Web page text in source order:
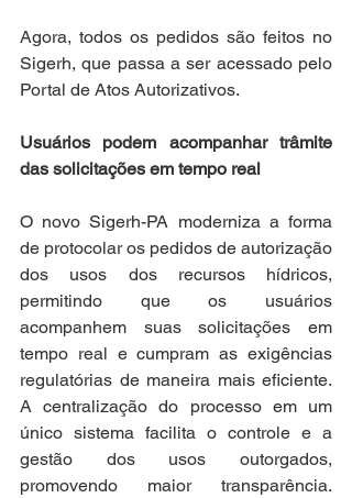
Agora, todos os pedidos são feitos no
Sigerh, que passa a ser acessado pelo
Portal de Atos Autorizativos.
Usuários podem acompanhar trâmite
das solicitações em tempo real
O novo Sigerh-PA moderniza a forma
de protocolar os pedidos de autorização
dos usos dos recursos hídricos,
permitindo que os usuários
acompanhem suas solicitações em
tempo real e cumpram as exigências
regulatórias de maneira mais eficiente.
A centralização do processo em um
único sistema facilita o controle e a
gestão dos usos outorgados,
promovendo maior transparência.